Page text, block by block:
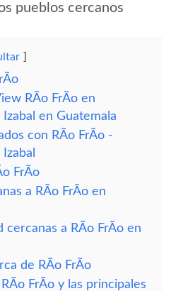
pueblos cercanos
RÃ­o FrÃ­o en
en Guatemala
con RÃ­o FrÃ­o -
FrÃ­o
a RÃ­o FrÃ­o en
cercanas a RÃ­o FrÃ­o en
de RÃ­o FrÃ­o
FrÃ­o y las principales